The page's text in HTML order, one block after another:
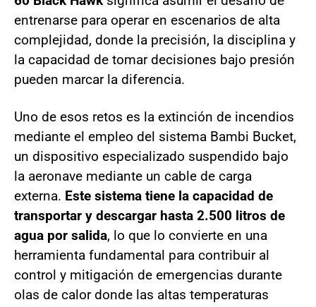
entrenarse para operar en escenarios de alta
complejidad, donde la precisión, la disciplina y
la capacidad de tomar decisiones bajo presión
pueden marcar la diferencia.
Uno de esos retos es la extinción de incendios
mediante el empleo del sistema Bambi Bucket,
un dispositivo especializado suspendido bajo
la aeronave mediante un cable de carga
externa. Este sistema tiene la capacidad de
transportar y descargar hasta 2.500 litros de
agua por salida, lo que lo convierte en una
herramienta fundamental para contribuir al
control y mitigación de emergencias durante
olas de calor donde las altas temperaturas